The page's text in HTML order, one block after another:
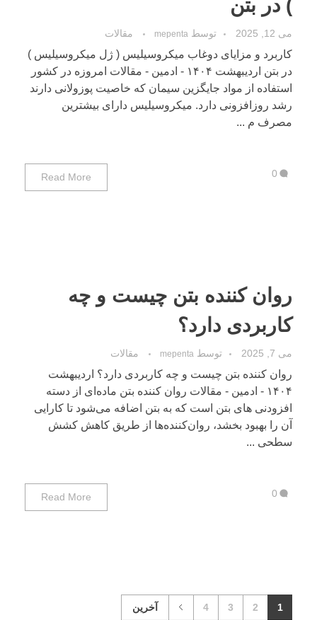
) در بتن
می 12, 2025 توسط mepenta مقالات
کاربرد و مزایای دوغاب میکروسیلیس ( ژل میکروسیلیس )
در بتن اردیبهشت ۱۴۰۴ - ادمین - مقالات امروزه در کشور
استفاده از مواد جایگزین سیمان که خاصیت پوزولانی دارند
رشد روزافزونی دارد. میکروسیلیس دارای بیشترین
مصرف م ...
Read More 0
روان کننده بتن چیست و چه
کاربردی دارد؟
می 7, 2025 توسط mepenta مقالات
روان کننده بتن چیست و چه کاربردی دارد؟ اردیبهشت
۱۴۰۴ - ادمین - مقالات روان‌ کننده بتن ماده‌ای از دسته
افزودنی های بتن است که به بتن اضافه می‌شود تا کارایی
آن را بهبود بخشد، روان‌کننده‌ها از طریق کاهش کشش
سطحی ...
Read More 0
1
2
3
4 آخرین